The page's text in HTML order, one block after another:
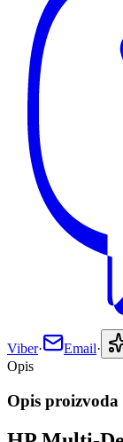
Viber· Email·
Opis
Opis proizvoda